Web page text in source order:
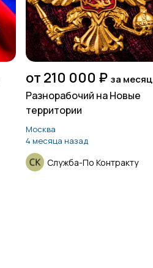
от 210 000 ₽ за месяц
Разнорабочий на Новые
территории
Москва
4 месяца назад
Служба-По Контракту